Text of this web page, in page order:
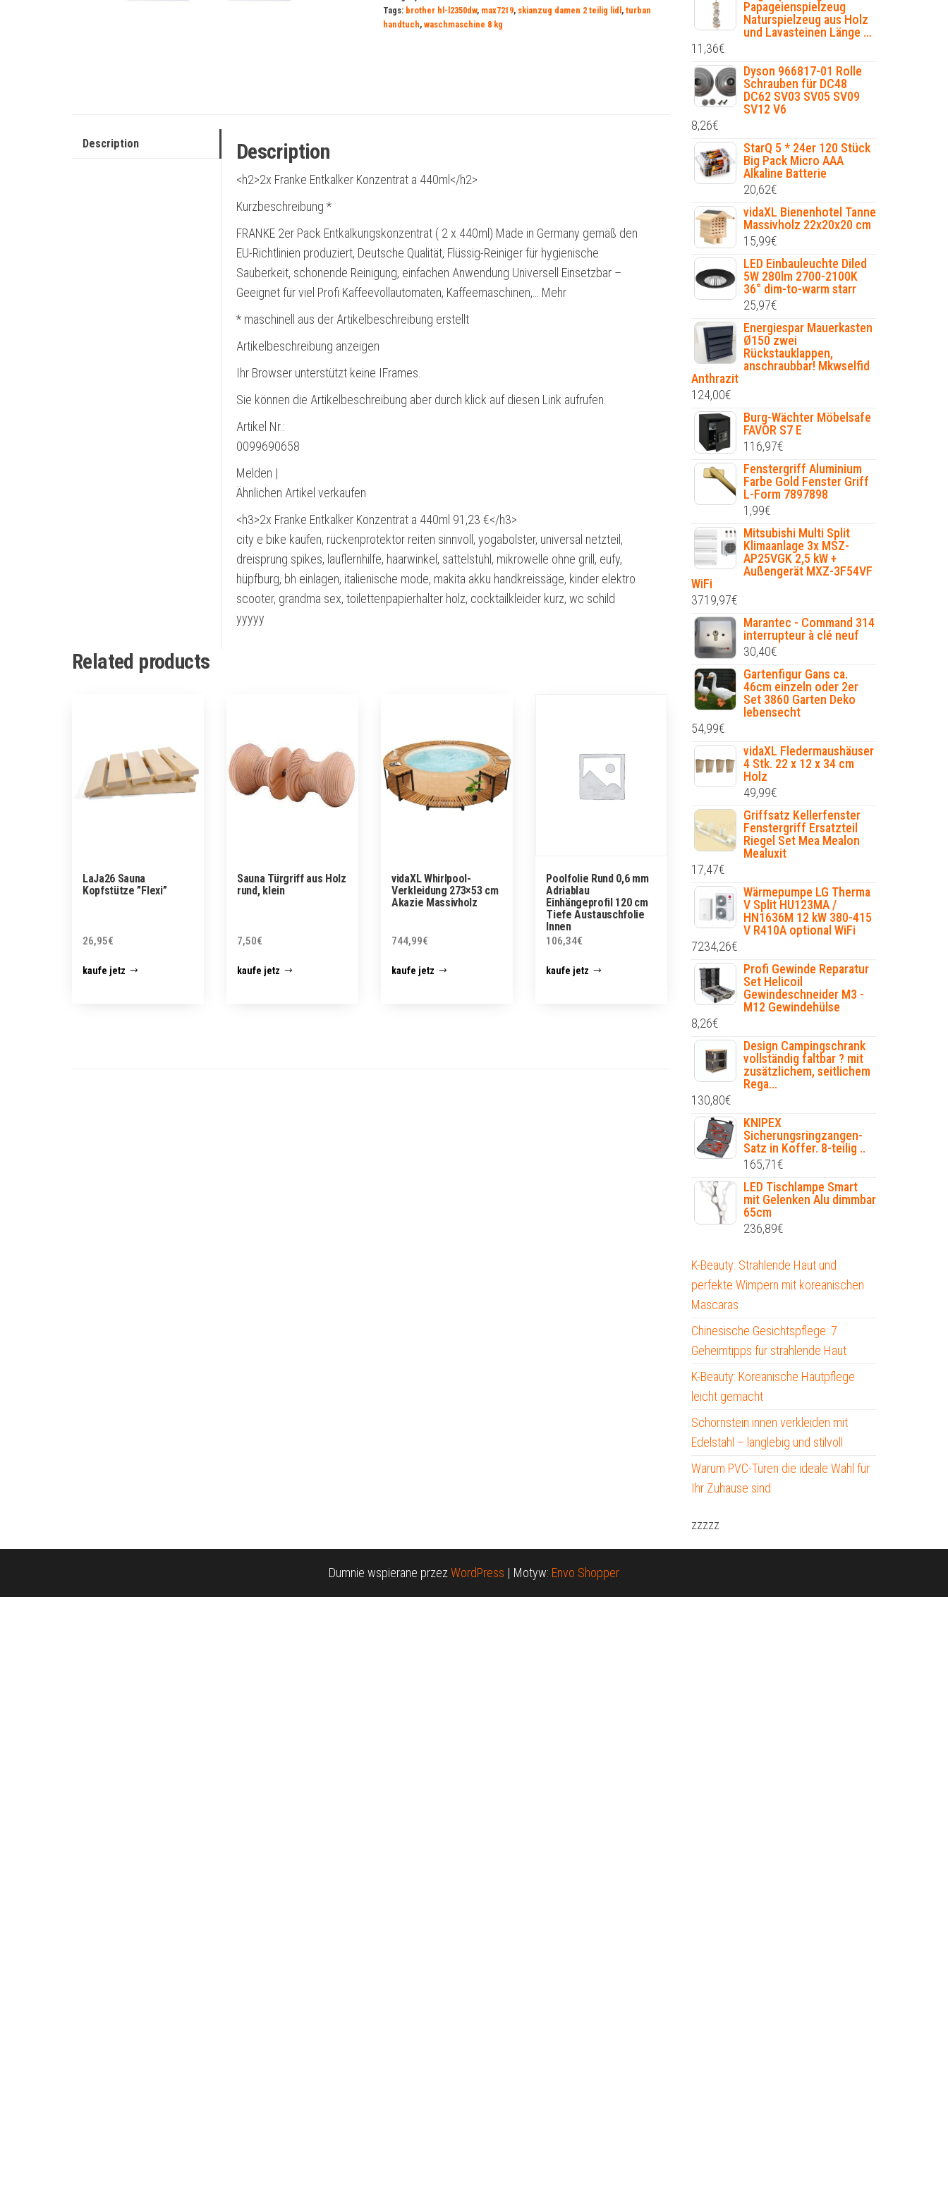
Tags: brother hl-l2350dw, max7219, skianzug damen 2 teilig lidl , turban
handtuch, waschmaschine 8 kg
Description Description
<h2>2x Franke Entkalker Konzentrat a 440ml</h2>
Kurzbeschreibung *
FRANKE 2er Pack Entkalkungskonzentrat ( 2 x 440ml) Made in Germany gemäß den
EU-Richtlinien produziert, Deutsche Qualität, Flüssig-Reiniger für hygienische
Sauberkeit, schonende Reinigung, einfachen Anwendung Universell Einsetzbar –
Geeignet für viel Profi Kaffeevollautomaten, Kaffeemaschinen,… Mehr
* maschinell aus der Artikelbeschreibung erstellt
Artikelbeschreibung anzeigen
Ihr Browser unterstützt keine IFrames.
Sie können die Artikelbeschreibung aber durch klick auf diesen Link aufrufen.
Artikel Nr.:
0099690658
Melden |
Ähnlichen Artikel verkaufen
<h3>2x Franke Entkalker Konzentrat a 440ml 91,23 €</h3>
city e bike kaufen, rückenprotektor reiten sinnvoll, yogabolster, universal netzteil,
dreisprung spikes, lauflernhilfe, haarwinkel, sattelstuhl, mikrowelle ohne grill, eufy,
hüpfburg, bh einlagen, italienische mode, makita akku handkreissäge, kinder elektro
scooter, grandma sex, toilettenpapierhalter holz, cocktailkleider kurz, wc schild
yyyyy
Related products
LaJa26 Sauna
Kopfstütze ”Flexi”
26,95€
kaufe jetz
Sauna Türgriff aus Holz
rund, klein
7,50€
kaufe jetz
vidaXL Whirlpool-
Verkleidung 273×53 cm
Akazie Massivholz
744,99€
kaufe jetz
Poolfolie Rund 0,6 mm
Adriablau
Einhängeprofil 120 cm
Tiefe Austauschfolie
Innen
106,34€
kaufe jetz
Papageienspielzeug
Naturspielzeug aus Holz
und Lavasteinen Länge ...
11,36€
Dyson 966817-01 Rolle
Schrauben für DC48
DC62 SV03 SV05 SV09
SV12 V6
8,26€
StarQ 5 * 24er 120 Stück
Big Pack Micro AAA
Alkaline Batterie
20,62€
vidaXL Bienenhotel Tanne
Massivholz 22x20x20 cm
15,99€
LED Einbauleuchte Diled
5W 280lm 2700-2100K
36° dim-to-warm starr
25,97€
Energiespar Mauerkasten
Ø150 zwei
Rückstauklappen,
anschraubbar! Mkwselfid
Anthrazit
124,00€
Burg-Wächter Möbelsafe
FAVOR S7 E
116,97€
Fenstergriff Aluminium
Farbe Gold Fenster Griff
L-Form 7897898
1,99€
Mitsubishi Multi Split
Klimaanlage 3x MSZ-
AP25VGK 2,5 kW +
Außengerät MXZ-3F54VF
WiFi
3719,97€
Marantec - Command 314
interrupteur à clé neuf
30,40€
Gartenfigur Gans ca.
46cm einzeln oder 2er
Set 3860 Garten Deko
lebensecht
54,99€
vidaXL Fledermaushäuser
4 Stk. 22 x 12 x 34 cm
Holz
49,99€
Griffsatz Kellerfenster
Fenstergriff Ersatzteil
Riegel Set Mea Mealon
Mealuxit
17,47€
Wärmepumpe LG Therma
V Split HU123MA /
HN1636M 12 kW 380-415
V R410A optional WiFi
7234,26€
Profi Gewinde Reparatur
Set Helicoil
Gewindeschneider M3 -
M12 Gewindehülse
8,26€
Design Campingschrank
vollständig faltbar ? mit
zusätzlichem, seitlichem
Rega...
130,80€
KNIPEX
Sicherungsringzangen-
Satz in Koffer. 8-teilig ..
165,71€
LED Tischlampe Smart
mit Gelenken Alu dimmbar
65cm
236,89€
K-Beauty: Strahlende Haut und
perfekte Wimpern mit koreanischen
Mascaras
Chinesische Gesichtspflege: 7
Geheimtipps für strahlende Haut
K-Beauty: Koreanische Hautpflege
leicht gemacht
Schornstein innen verkleiden mit
Edelstahl – langlebig und stilvoll
Warum PVC-Türen die ideale Wahl für
Ihr Zuhause sind
zzzzz
Dumnie wspierane przez WordPress | Motyw: Envo Shopper